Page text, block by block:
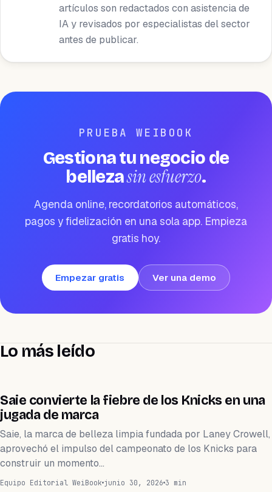
artículos son redactados con asistencia de
IA y revisados por especialistas del sector
antes de publicar.
PRUEBA WEIBOOK
Gestiona tu negocio de
bellezasin esfuerzo.
Agenda online, recordatorios automáticos,
pagos y fidelización en una sola app. Empieza
gratis hoy.
Empezar gratis Ver una demo
Lo más leído
MARKETING
Saie convierte la fiebre de los Knicks en una
jugada de marca
Saie, la marca de belleza limpia fundada por Laney Crowell,
aprovechó el impulso del campeonato de los Knicks para
construir un momento…
Equipo Editorial WeiBook junio 30, 2026 3 min